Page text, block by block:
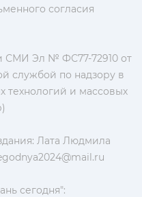
согласия
СМИ Эл № ФС77-72910 от
службой по надзору в
технологий и массовых
Лата Людмила
сегодня":